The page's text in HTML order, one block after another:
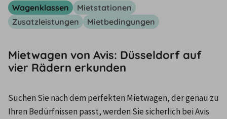
Wagenklassen
Mietstationen
Zusatzleistungen
Mietbedingungen
Mietwagen von Avis: Düsseldorf auf
vier Rädern erkunden
Suchen Sie nach dem perfekten Mietwagen, der genau zu
Ihren Bedürfnissen passt, werden Sie sicherlich bei Avis